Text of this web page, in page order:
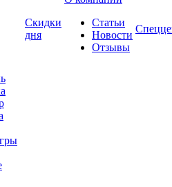
Скидки
дня
Статьи
Новости
Отзывы